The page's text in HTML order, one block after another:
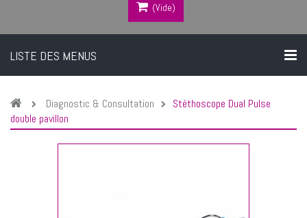
(vide)
LISTE DES MENUS
Diagnostic & Consultation
Stéthoscope Dual Pulse
double pavillon